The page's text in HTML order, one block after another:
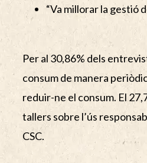
“Va millorar la gestió
Per al 30,86% dels
consum de manera
reduir-ne el consum. El
tallers sobre l’ús
CSC.